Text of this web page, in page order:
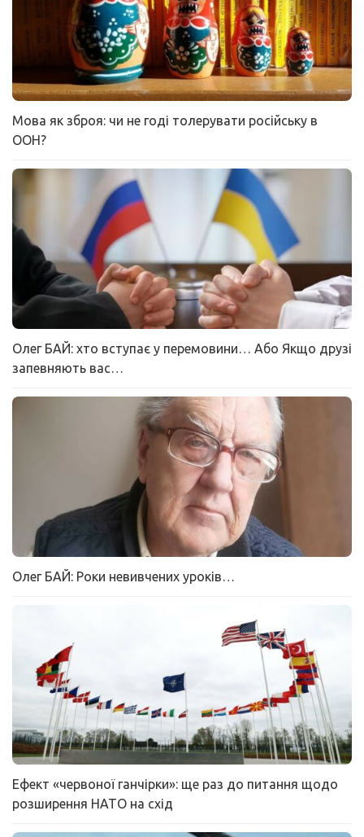
Мова як зброя: чи не годі толерувати російську в
ООН?
Олег БАЙ: хто вступає у перемовини… Або Якщо друзі
запевняють вас…
Олег БАЙ: Роки невивчених уроків…
Ефект «червоної ганчірки»: ще раз до питання щодо
розширення НАТО на схід